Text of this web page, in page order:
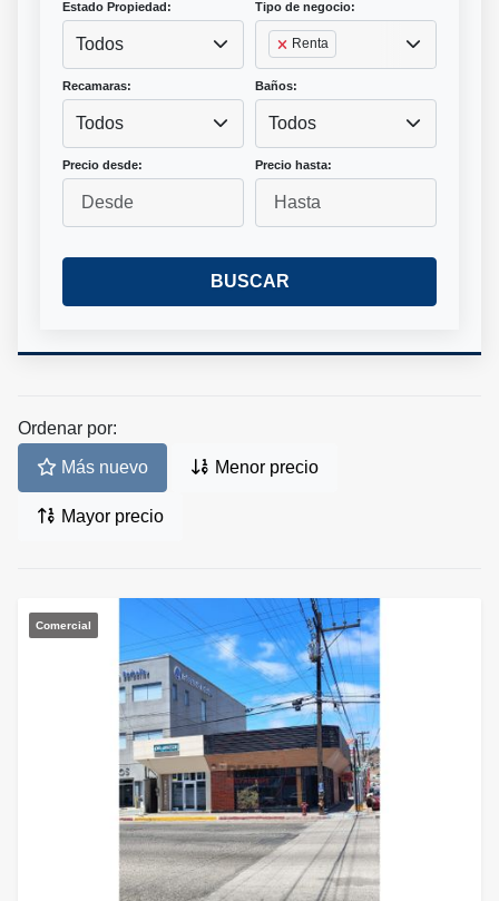
Estado Propiedad:
Todos
Tipo de negocio:
Renta
Recamaras:
Todos
Baños:
Todos
Precio desde: Precio hasta:
BUSCAR
Ordenar por:
Más nuevo Menor precio
Mayor precio
Comercial